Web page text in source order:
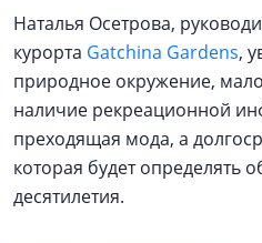
Наталья Осетрова,
курорта Gatchina Gardens,
природное окружение,
наличие рекреационной
преходящая мода, а
которая будет определять
десятилетия.